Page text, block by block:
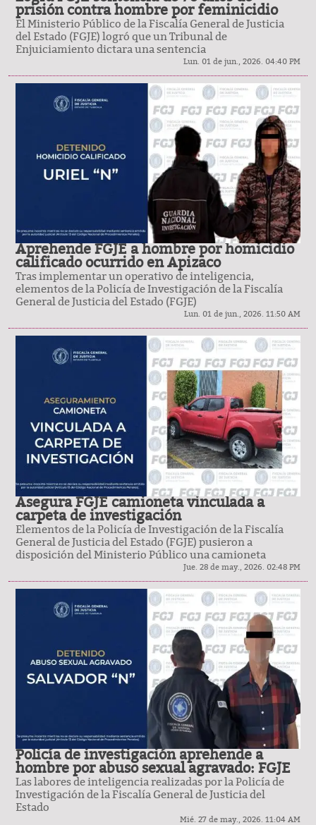
prisión contra hombre por feminicidio
El Ministerio Público de la Fiscalía General de Justicia
del Estado (FGJE) logró que un Tribunal de
Enjuiciamiento dictara una sentencia
Lun. 01 de jun., 2026. 04:40 PM
Aprehende FGJE a hombre por homicidio
calificado ocurrido en Apizaco
Tras implementar un operativo de inteligencia,
elementos de la Policía de Investigación de la Fiscalía
General de Justicia del Estado (FGJE)
Lun. 01 de jun., 2026. 11:50 AM
Asegura FGJE camioneta vinculada a
carpeta de investigación
Elementos de la Policía de Investigación de la Fiscalía
General de Justicia del Estado (FGJE) pusieron a
disposición del Ministerio Público una camioneta
Jue. 28 de may., 2026. 02:48 PM
Policía de investigación aprehende a
hombre por abuso sexual agravado: FGJE
Las labores de inteligencia realizadas por la Policía de
Investigación de la Fiscalía General de Justicia del
Estado
Mié. 27 de may., 2026. 11:04 AM